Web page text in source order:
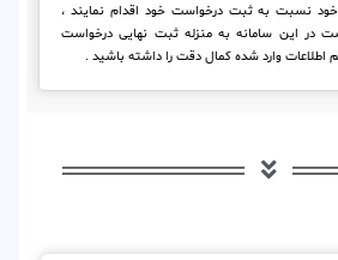
خود نسبت به ثبت درخواست خود اقدام نمایند ،
در این سامانه به منزله ثبت نهایی درخواست
وارد شده کمال دقت را داشته باشید .